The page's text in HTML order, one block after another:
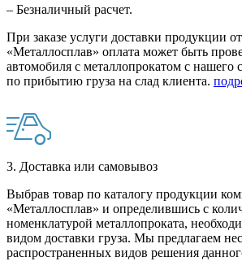
– Безналичный расчет.
При заказе услуги доставки продукции
«Металлосплав» оплата может быть
автомобиля с металлопрокатом с нашего
по прибытию груза на слад клиента.
3. Доставка или самовывоз
Выбрав товар по каталогу продукции
«Металлосплав» и определившись с
номенклатурой металлопроката,
видом доставки груза. Мы предлагаем
распространенных видов решения